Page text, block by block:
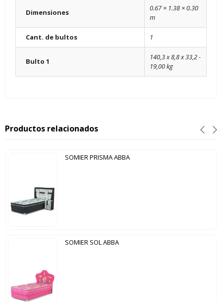
Dimensiones
0.67 × 1.38 × 0.30
m
Cant. de bultos 1
Bulto 1
140,3 x 8,8 x 33,2 -
19,00 kg
Productos relacionados
SOMIER PRISMA ABBA
SOMIER SOL ABBA